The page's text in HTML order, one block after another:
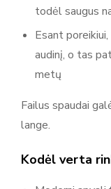
todėl saugus
Esant
audinį, o tas
metų
Failus spaudai
lange.
Kodėl verta